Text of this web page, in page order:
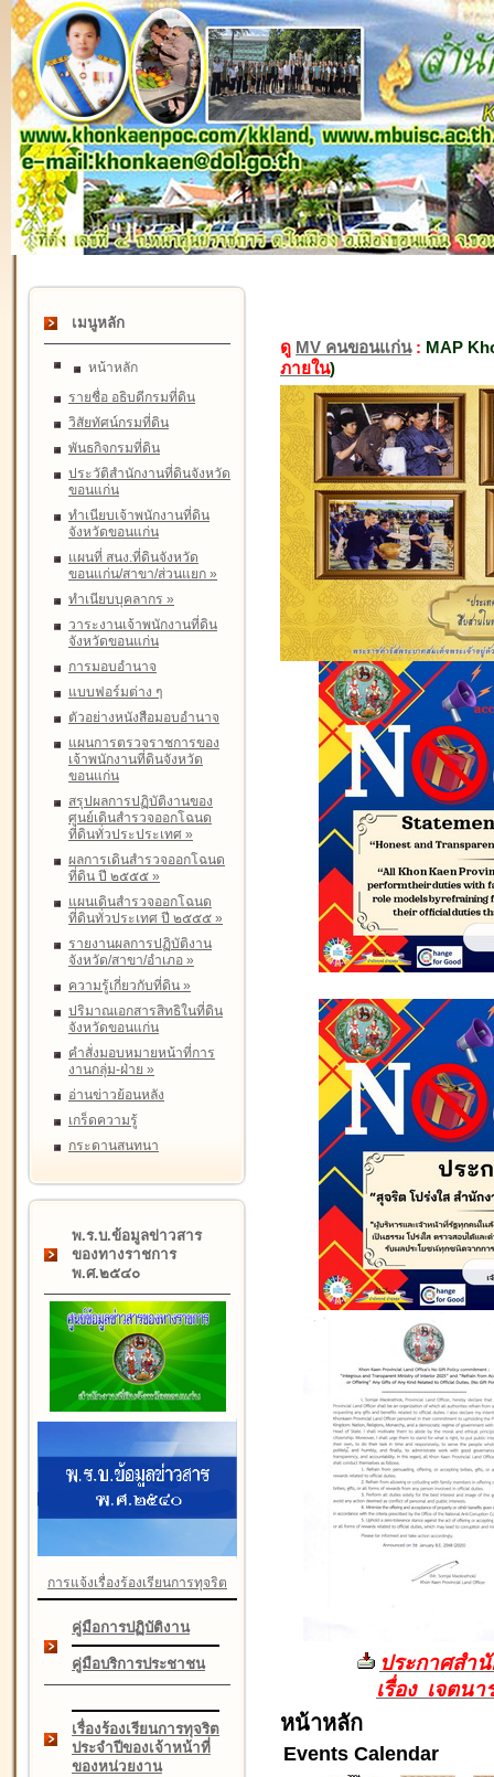
เมนูหลัก
หน้าหลัก
รายชื่อ อธิบดีกรมที่ดิน
วิสัยทัศน์กรมที่ดิน
พันธกิจกรมที่ดิน
ประวัติสำนักงานที่ดินจังหวัด
ขอนแก่น
ทำเนียบเจ้าพนักงานที่ดิน
จังหวัดขอนแก่น
แผนที่ สนง.ที่ดินจังหวัด
ขอนแก่น/สาขา/ส่วนแยก »
ทำเนียบบุคลากร »
วาระงานเจ้าพนักงานที่ดิน
จังหวัดขอนแก่น
การมอบอำนาจ
แบบฟอร์มต่าง ๆ
ตัวอย่างหนังสือมอบอำนาจ
แผนการตรวจราชการของ
เจ้าพนักงานที่ดินจังหวัด
ขอนแก่น
สรุปผลการปฏิบัติงานของ
ศูนย์เดินสำรวจออกโฉนด
ที่ดินทั่วประประเทศ »
ผลการเดินสำรวจออกโฉนด
ที่ดิน ปี ๒๕๕๕ »
แผนเดินสำรวจออกโฉนด
ที่ดินทั่วประเทศ ปี ๒๕๕๕ »
รายงานผลการปฏิบัติงาน
จังหวัด/สาขา/อำเภอ »
ความรู้เกี่ยวกับที่ดิน »
ปริมาณเอกสารสิทธิในที่ดิน
จังหวัดขอนแก่น
คำสั่งมอบหมายหน้าที่การ
งานกลุ่ม-ฝ่าย »
อ่านข่าวย้อนหลัง
เกร็ดความรู้
กระดานสนทนา
พ.ร.บ.ข้อมูลข่าวสาร
ของทางราชการ
พ.ศ.๒๕๔๐
การแจ้งเรื่องร้องเรียนการทุจริต
คู่มือการปฏิบัติงาน
คู่มือบริการประชาชน
เรื่องร้องเรียนการทุจริต
ประจำปีของเจ้าหน้าที่
ของหน่วยงาน
ดู MV คนขอนแก่น: MAP
ภายใน)
ประกาศสำ
เรื่อง เจตน
หน้าหลัก
Events Calendar